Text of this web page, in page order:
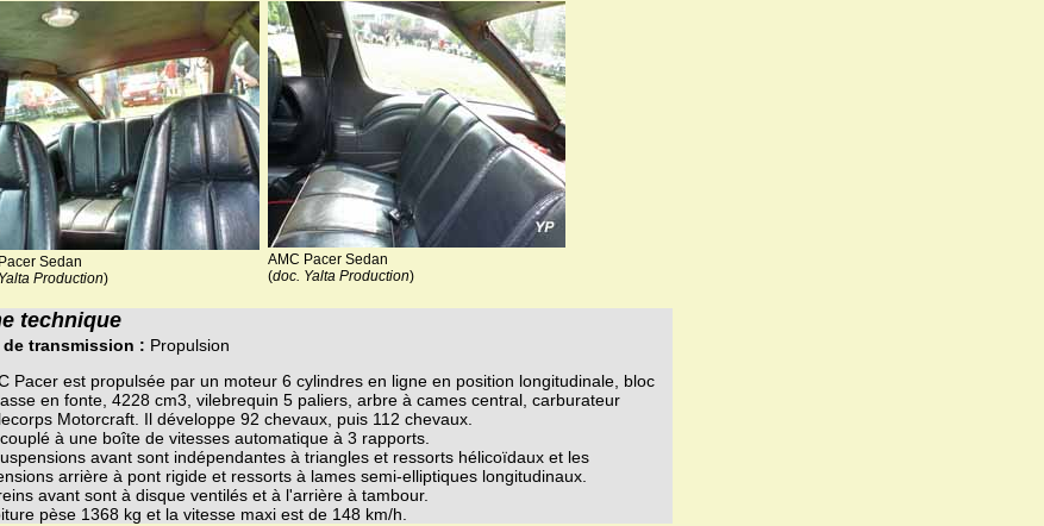
Sedan
Production)
AMC Pacer Sedan
(doc. Yalta Production)
technique
de transmission : Propulsion
Pacer est propulsée par un moteur 6 cylindres en ligne en position longitudinale, bloc
en fonte, 4228 cm3, vilebrequin 5 paliers, arbre à cames central, carburateur
Motorcraft. Il développe 92 chevaux, puis 112 chevaux.
à une boîte de vitesses automatique à 3 rapports.
avant sont indépendantes à triangles et ressorts hélicoïdaux et les
arrière à pont rigide et ressorts à lames semi-elliptiques longitudinaux.
avant sont à disque ventilés et à l'arrière à tambour.
pèse 1368 kg et la vitesse maxi est de 148 km/h.